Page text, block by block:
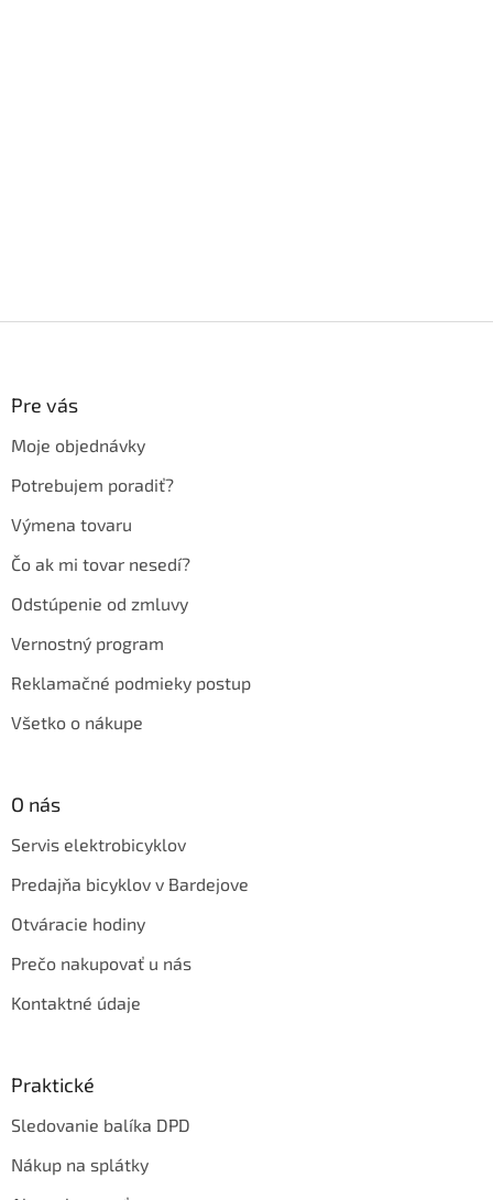
Pre vás
Moje objednávky
Potrebujem poradiť?
Výmena tovaru
Čo ak mi tovar nesedí?
Odstúpenie od zmluvy
Vernostný program
Reklamačné podmieky postup
Všetko o nákupe
O nás
Servis elektrobicyklov
Predajňa bicyklov v Bardejove
Otváracie hodiny
Prečo nakupovať u nás
Kontaktné údaje
Praktické
Sledovanie balíka DPD
Nákup na splátky